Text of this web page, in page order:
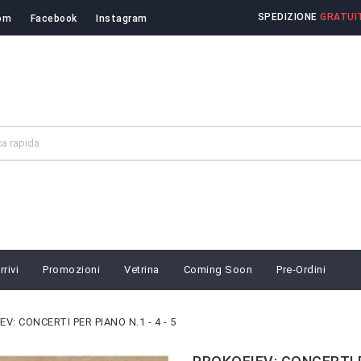
Facebook Instagram SPEDIZIONE
Promozioni Vetrina Coming Soon Pre-Ordini
CONCERTI PER PIANO N.1 - 4 - 5